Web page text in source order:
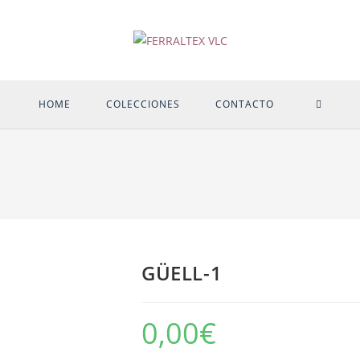
HOME COLECCIONES CONTACTO
GÜELL-1
0,00€